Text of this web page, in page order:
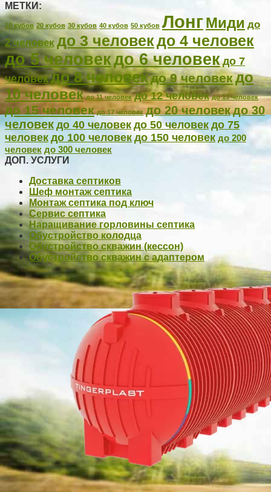
МЕТКИ:
10 кубов 20 кубов 30 кубов 40 кубов 50 кубов ЛонгМиди до
2 человек до 3 человекдо 4 человек
до 5 человекдо 6 человек до 7
человек до 8 человекдо 9 человекдо
10 человек до 11 человек до 12 человек до 13 человек
до 15 человек до 17 человек до 20 человекдо 30
человек до 40 человек до 50 человек до 75
человек до 100 человек до 150 человек до 200
человек до 300 человек
ДОП. УСЛУГИ
Доставка септиков
Шеф монтаж септика
Монтаж септика под ключ
Сервис септика
Наращивание горловины септика
Обустройство колодца
Обустройство скважин (кессон)
Обустройство скважин с адаптером